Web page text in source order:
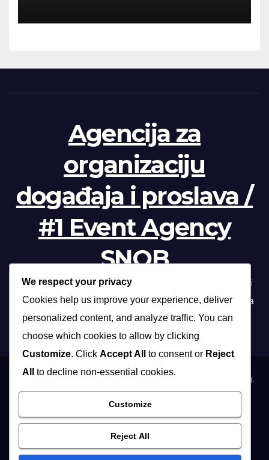
Agencija za
organizaciju
događaja i proslava /
#1 Event Agency
SNOB
Profesionalna organizacija događanja /// Beograd, Novi
Sad, Niš, Kopaonik, Zlatibor, Vrnjačka banja, Sokobanja
Themeansar.
Organizacija poslovnih događaja
Organizacija privatnih proslava
Muzičari i dj-evi Hostese Fotografisanje
We respect your privacy
Cookies help us improve your experience, deliver
personalized content, and analyze traffic. You can
choose which cookies to allow by clicking
Customize. Click Accept All to consent or Reject
All
to decline non-essential cookies.
Customize
Reject All